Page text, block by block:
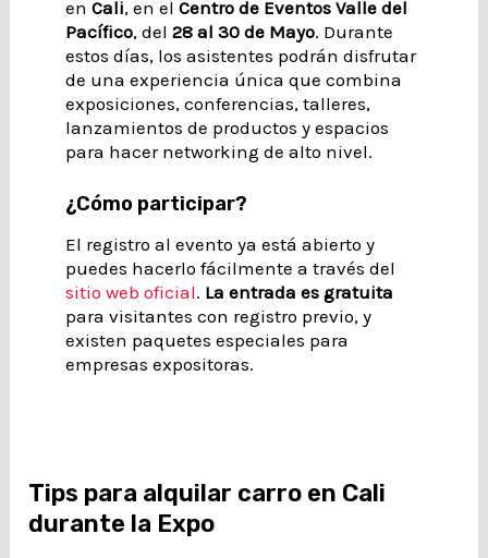
enCali, en elCentro de Eventos Valle del
Pacífico, del28 al 30 de Mayo. Durante
estos días, los asistentes podrán disfrutar
de una experiencia única que combina
exposiciones, conferencias, talleres,
lanzamientos de productos y espacios
para hacer networking de alto nivel.
¿Cómo participar?
El registro al evento ya está abierto y
puedes hacerlo fácilmente a través del
sitio web oficial. La entrada es gratuita
para visitantes con registro previo, y
existen paquetes especiales para
empresas expositoras.
Tips para alquilar carro en Cali
durante la Expo